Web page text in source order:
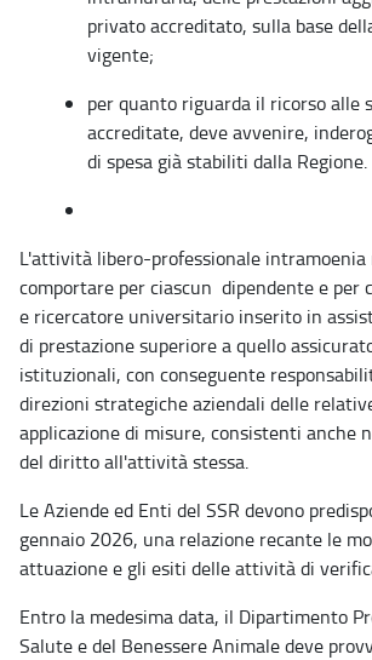
privato accreditato, sulla base
vigente;
per quanto riguarda il ricorso
accreditate, deve avvenire,
di spesa già stabiliti dalla Regione.
L'attività libero-professionale intramoenia
comportare per ciascun dipendente e per
e ricercatore universitario inserito in
di prestazione superiore a quello
istituzionali, con conseguente
direzioni strategiche aziendali delle
applicazione di misure, consistenti anche
del diritto all'attività stessa.
Le Aziende ed Enti del SSR devono
gennaio 2026, una relazione recante le
attuazione e gli esiti delle attività di
Entro la medesima data, il Dipartimento
Salute e del Benessere Animale deve